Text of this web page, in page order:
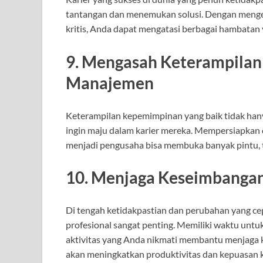
tantangan dan menemukan solusi. Dengan
kritis, Anda dapat mengatasi berbagai
9. Mengasah
Manajemen
Keterampilan kepemimpinan yang baik tidak
ingin maju dalam karier mereka.
menjadi pengusaha bisa membuka banyak
10. Menjaga
Di tengah ketidakpastian dan perubahan yang
profesional sangat penting. Memiliki waktu
aktivitas yang Anda nikmati membantu
akan meningkatkan produktivitas dan kepuasan